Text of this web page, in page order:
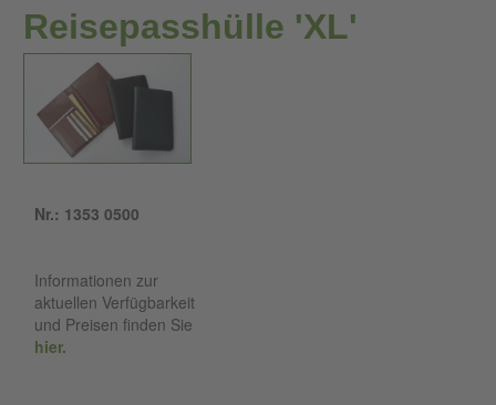
Reisepasshülle 'XL'
Nr.: 1353 0500
Informationen zur
aktuellen Verfügbarkeit
und Preisen finden Sie
hier.